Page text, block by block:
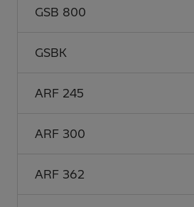
GSB 800
GSBK
ARF 245
ARF 300
ARF 362